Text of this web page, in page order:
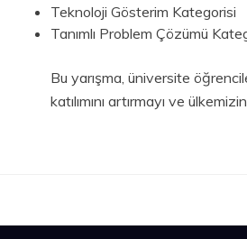
Teknoloji Gösterim Kategorisi
Tanımlı Problem Çözümü
Bu yarışma, üniversite
katılımını artırmayı ve